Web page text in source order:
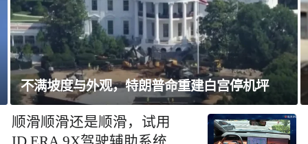
以方筑土墙横贯加沙南北，恐永久分割加沙
顺滑顺滑还是顺滑，试用